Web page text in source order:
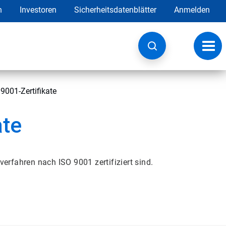
Investoren Sicherheitsdatenblätter Anmelden
9001-Zertifikate
nach ISO 9001 zertifiziert sind.